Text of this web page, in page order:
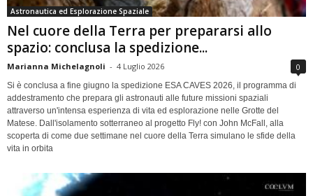
Astronautica ed Esplorazione Spaziale
Nel cuore della Terra per prepararsi allo
spazio: conclusa la spedizione...
Marianna Michelagnoli - 4 Luglio 2026 0
Si è conclusa a fine giugno la spedizione ESA CAVES 2026, il programma di
addestramento che prepara gli astronauti alle future missioni spaziali
attraverso un'intensa esperienza di vita ed esplorazione nelle Grotte del
Matese. Dall'isolamento sotterraneo al progetto Fly! con John McFall, alla
scoperta di come due settimane nel cuore della Terra simulano le sfide della
vita in orbita